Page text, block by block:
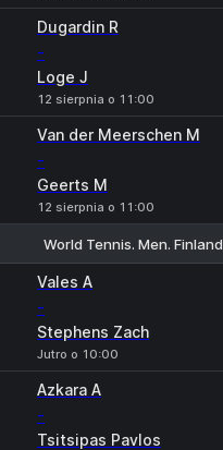
Dugardin R
-
Loge J
12 sierpnia o 11:00
Van der Meerschen M
-
Geerts M
12 sierpnia o 11:00
World Tennis. Men. Finland
Vales A
-
Stephens Zach
Jutro o 10:00
Azkara A
-
Tsitsipas Pavlos